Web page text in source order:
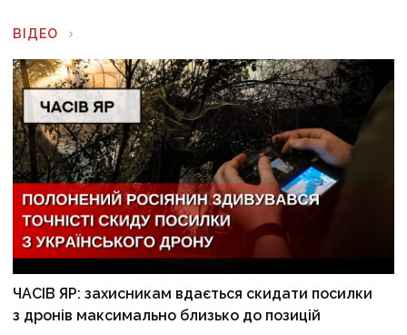
ВІДЕО
ЧАСІВ ЯР: захисникам вдається скидати посилки
з дронів максимально близько до позицій